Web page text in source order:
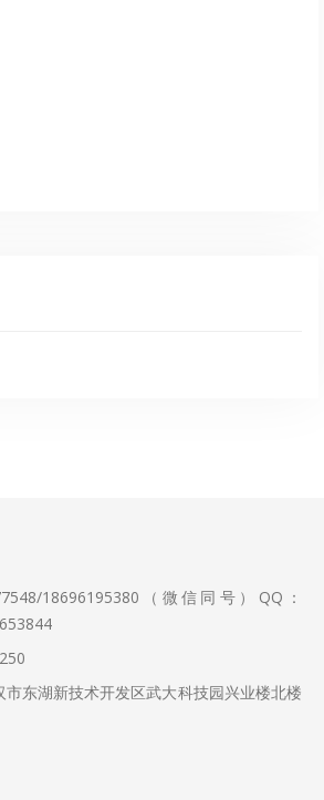
18696195380（微信同号）QQ：
东湖新技术开发区武大科技园兴业楼北楼